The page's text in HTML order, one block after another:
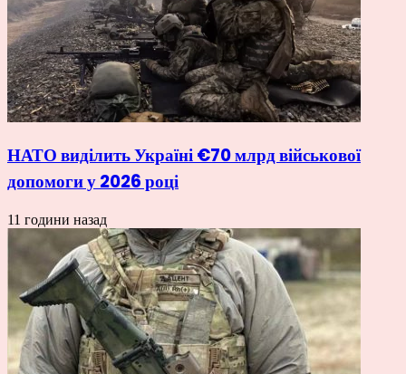
НАТО виділить Україні €70 млрд військової
допомоги у 2026 році
11 години назад